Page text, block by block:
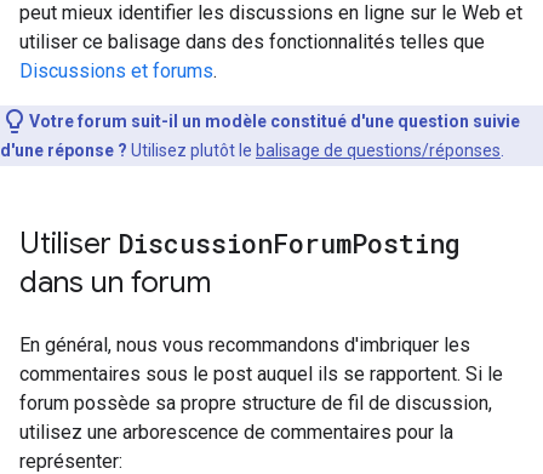
peut mieux identifier les discussions en ligne sur le Web et
utiliser ce balisage dans des fonctionnalités telles que
Discussions et forums.
Votre forum suit-il un modèle constitué d'une question suivie
d'une réponse ? Utilisez plutôt le balisage de questions/réponses
Utiliser DiscussionForumPosting
dans un forum
En général, nous vous recommandons d'imbriquer les
commentaires sous le post auquel ils se rapportent. Si le
forum possède sa propre structure de fil de discussion,
utilisez une arborescence de commentaires pour la
représenter: